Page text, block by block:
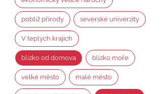
poblíž přírody severské univerzity
V teplých krajích
blízko od domova blízko moře
velké město malé město